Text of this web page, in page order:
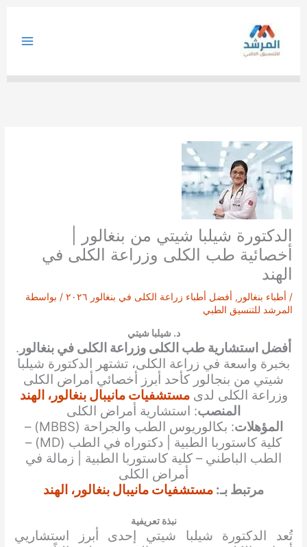
الدكتورة شيلبا شيتي من بنغالور |
أخصائية طب الكلى وزراعة الكلى في
الهند
/ أطباء بنغالور , أفضل أطباء زراعة الكلى في بنغالور ٢٠٢٦
/ بواسطة
المرشد للتنسيق الطبي
د. شيلبا شيتي
أفضل استشارية طب الكلى وزراعة الكلى في بنغالور .
بخبرة واسعة في زراعة الكلى، تشتهر الدكتورة شيلبا
شيتي من بنجالور كأحد أبرز أخصائي أمراض الكلى
وزراعة الكلى لدىمستشفيات مانيبال بنغالور، الهند
المنصب: استشارية أمراض الكلى
المؤهلات
: بكالوريوس الطب والجراحة (MBBS) –
كلية كاستوربا الطبية | دكتوراه في الطب (MD) –
الطب الباطني – كلية كاستوربا الطبية | زمالة في
أمراض الكلى
مرتبط بـ: مستشفيات مانيبال بنغالور، الهند
نبذة تعريفية
تُعد الدكتورة شيلبا شيتي إحدى أبرز استشاريي